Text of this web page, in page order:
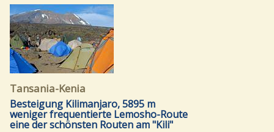
Tansania-Kenia
Besteigung Kilimanjaro, 5895 m
weniger frequentierte Lemosho-Route
eine der schönsten Routen am "Kili"